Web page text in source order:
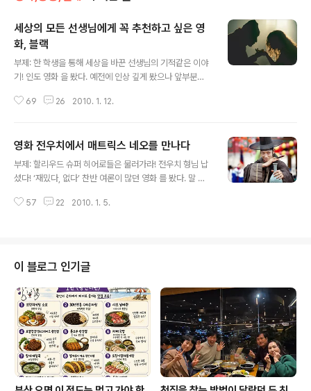
세상의 모든 선생님에게 꼭 추천하고 싶은 영
화, 블랙
부제: 한 학생을 통해 세상을 바꾼 선생님의 기적같은 이야
기! 인도 영화 을 봤다. 예전에 인상 깊게 봤으나 앞부분만
의 다소 과장된 몸짓 연기가 조금 어색하게 느껴지거나 거
하는 생각도 들었다. 그러한 지엽적인 문제를 제외하지 않
는다고 하더라도 영화 전체에서 흐르는 흡인력으로 인해
빨려들 수밖에 없는 매력적인 영화였다. 2005년도에 제작
봉되었다. 백만 명 정도의 관객 동원으로 그쳤지만 인도영
69 26 2010. 1. 12.
영화 전우치에서 매트릭스 네오를 만나다
부제: 할리우드 슈퍼 히어로들은 물러가라! 전우치 형님 납
셨다! ‘재밌다, 없다’ 찬반 여론이 많던 영화 를 봤다. 말 많
끄던가.ㅋ 뭔가 깨달음을 얻기 위해서 보는 것이 아니라면
한 상상력과 창조력에 박수를 보낸다. 브라보*^^* 최감독
은 조선시대 작자미상의 을 현대적으로 재해석해 한국형
영웅으로 부활시켰다. 이제까지 영화 속 우리 영웅들은 홍
길동, 임꺽정 정도였으나 할리우드의 스파이더맨, 슈퍼맨,
네오 등의 슈퍼 히어로에 밀려온 것이 사실이다. (이미지출
처: DAUM영화, 술 ..
57 22 2010. 1. 5.
이 블로그 인기글